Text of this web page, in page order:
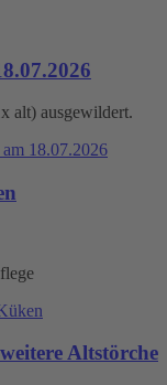
alt) ausgewildert.
18.07.2026
Altstörche